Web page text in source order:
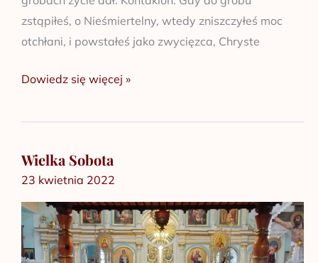
zstąpiłeś, o Nieśmiertelny, wtedy zniszczyłeś moc
otchłani, i powstałeś jako zwycięzca, Chryste
Dowiedz się więcej »
Wielka Sobota
23 kwietnia 2022
Wielka
Sobota